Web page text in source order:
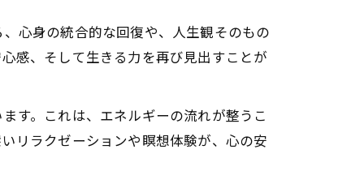
の実践
心身の統合的な回復や、人生観そのもの
感、そして生きる力を再び見出すことが
す。これは、エネルギーの流れが整うこ
リラクゼーションや瞑想体験が、心の安